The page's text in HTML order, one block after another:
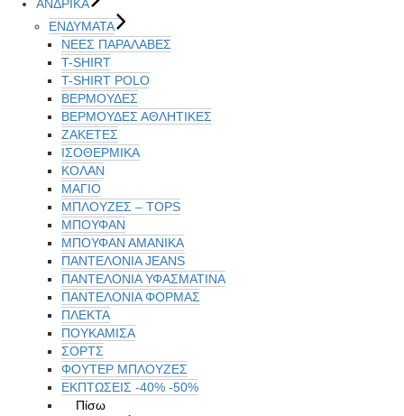
ΑΝΔΡΙΚΑ
ΕΝΔΥΜΑΤΑ
ΝΕΕΣ ΠΑΡΑΛΑΒΕΣ
T-SHIRT
T-SHIRT POLO
ΒΕΡΜΟΥΔΕΣ
ΒΕΡΜΟΥΔΕΣ ΑΘΛΗΤΙΚΕΣ
ΖΑΚΕΤΕΣ
ΙΣΟΘΕΡΜΙΚΆ
ΚΟΛΑΝ
ΜΑΓΙΟ
ΜΠΛΟΥΖΕΣ – TOPS
ΜΠΟΥΦΑΝ
ΜΠΟΥΦΆΝ ΑΜΆΝΙΚΑ
ΠΑΝΤΕΛΟΝΙΑ JEANS
ΠΑΝΤΕΛΟΝΙΑ ΥΦΑΣΜΑΤΙΝΑ
ΠΑΝΤΕΛΟΝΙΑ ΦΟΡΜΑΣ
ΠΛΕΚΤΑ
ΠΟΥΚΑΜΙΣΑ
ΣΟΡΤΣ
ΦΟΥΤΕΡ ΜΠΛΟΥΖΕΣ
ΕΚΠΤΏΣΕΙΣ -40% -50%
Πίσω